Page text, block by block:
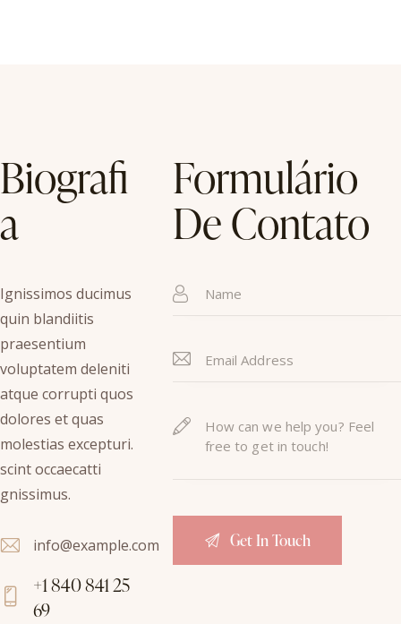
Biografi
a
Ignissimos ducimus
quin blandiitis
praesentium
voluptatem deleniti
atque corrupti quos
dolores et quas
molestias excepturi.
scint occaecatti
gnissimus.
m
info@example.com
+1 840 841 25
69
Formulário
De Contato